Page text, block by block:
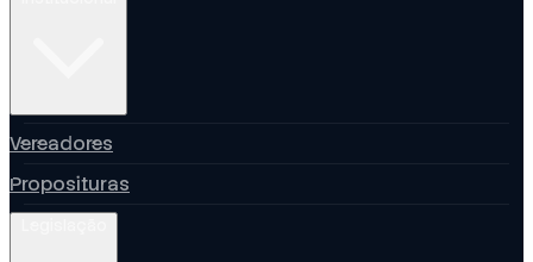
Vereadores
Proposituras